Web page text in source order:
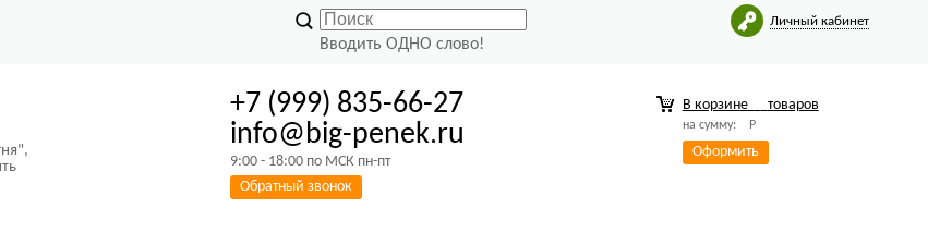
Вводить ОДНО слово!
Личный кабинет
+7 (999) 835-66-27
info@big-penek.ru
9:00 - 18:00 по МСК пн-пт
Обратный звонок
В корзине товаров
на сумму: Р
Оформить